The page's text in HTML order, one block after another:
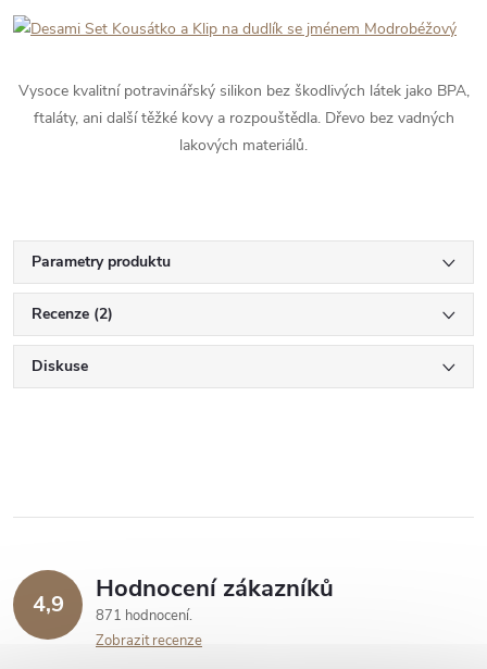
Vysoce kvalitní potravinářský silikon bez škodlivých látek jako BPA,
ftaláty, ani další těžké kovy a rozpouštědla. Dřevo bez vadných
lakových materiálů.
Parametry produktu
Recenze (2)
Diskuse
4,9 Hodnocení zákazníků
871 hodnocení
Zobrazit recenze